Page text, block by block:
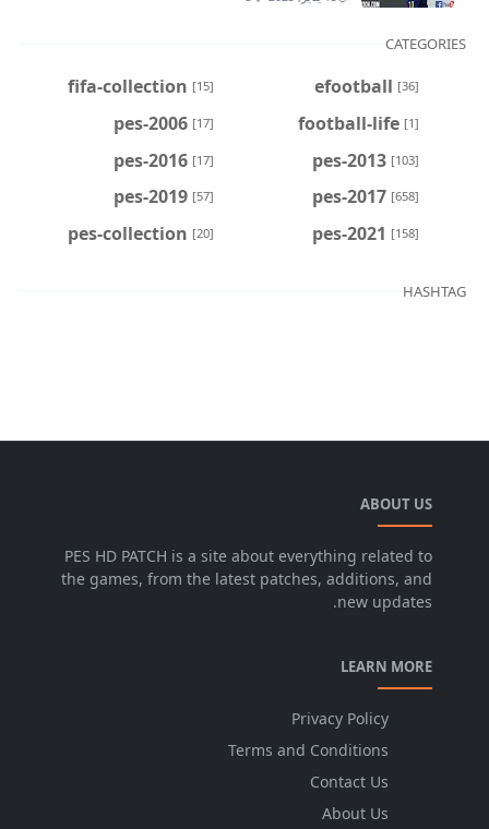
CATEGORIES
efootball [36]
fifa-collection [15]
football-life [1]
pes-2006 [17]
pes-2013 [103]
pes-2016 [17]
pes-2017 [658]
pes-2019 [57]
pes-2021 [158]
pes-collection [20]
HASHTAG
ABOUT US
PES HD PATCH is a site about everything related to
the games, from the latest patches, additions, and
new updates.
LEARN MORE
Privacy Policy
Terms and Conditions
Contact Us
About Us